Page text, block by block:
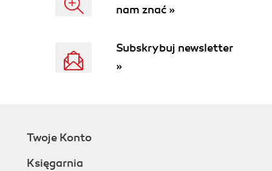
nam znać »
Subskrybuj newsletter
»
Twoje Konto
Księgarnia